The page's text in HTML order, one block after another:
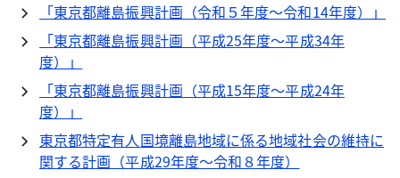
「東京都離島振興計画（令和５年度～令和14年度）」
「東京都離島振興計画（平成25年度～平成34年
度）」
「東京都離島振興計画（平成15年度～平成24年
度）」
東京都特定有人国境離島地域に係る地域社会の維持に
関する計画（平成29年度～令和８年度）